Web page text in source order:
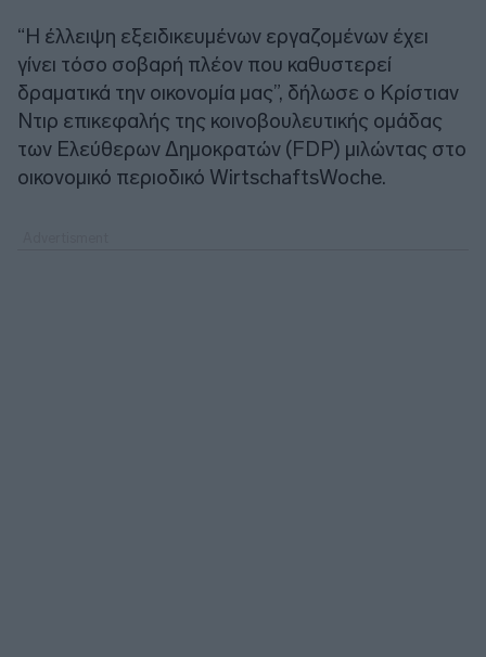
“Η έλλειψη εξειδικευμένων εργαζομένων έχει
γίνει τόσο σοβαρή πλέον που καθυστερεί
δραματικά την οικονομία μας”, δήλωσε ο Κρίστιαν
Ντιρ επικεφαλής της κοινοβουλευτικής ομάδας
των Ελεύθερων Δημοκρατών (FDP) μιλώντας στο
οικονομικό περιοδικό WirtschaftsWoche.